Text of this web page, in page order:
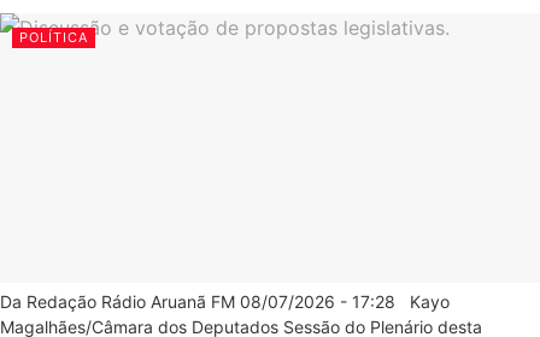
POLÍTICA
Da Redação Rádio Aruanã FM 08/07/2026 - 17:28 Kayo
Magalhães/Câmara dos Deputados Sessão do Plenário desta